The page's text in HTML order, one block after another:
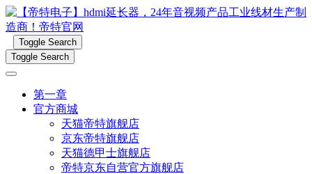
Toggle Search
Toggle Search
第一章
官方商城
天猫帝特旗舰店
京东帝特旗舰店
天猫德甲士旗舰店
帝特京东自营官方旗舰店